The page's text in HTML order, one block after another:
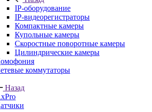
IP-оборудование
IP-видеорегистраторы
Компактные камеры
Купольные камеры
Скоростные поворотные камеры
Цилиндрические камеры
коммутаторы
Назад